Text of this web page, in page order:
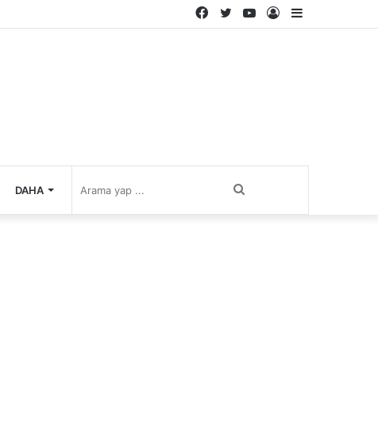
Kenar
Kayıt
YouTube
Twitter
Facebook
DAHA